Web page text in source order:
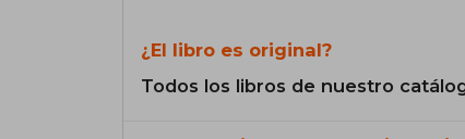
¿El libro es original?
Todos los libros de nuestro